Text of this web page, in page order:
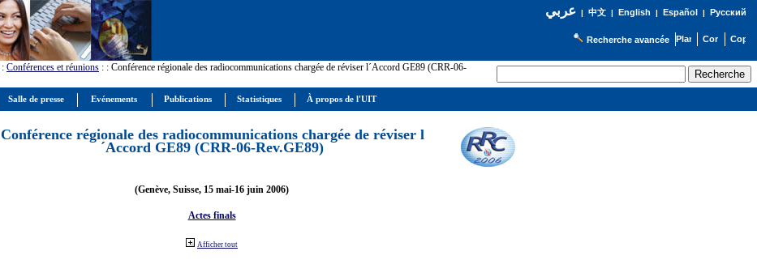
عربي| 中文| English | Español | Русский
Recherche avancée
: Conférences et réunions : : Conférence régionale des radiocommunications chargée de réviser l´Accord GE89 (CRR-06-
Conférence régionale des radiocommunications chargée de réviser l
´Accord GE89 (CRR-06-Rev.GE89)
(Genève, Suisse, 15 mai-16 juin 2006)
Actes finals
Afficher tout
Salle de presse Evénements Publications Statistiques À propos de l'UIT